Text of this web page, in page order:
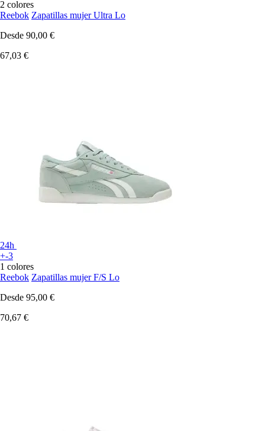
2 colores
Reebok Zapatillas mujer Ultra Lo
Desde 90,00 €
67,03 €
24h
+-3
1 colores
Reebok Zapatillas mujer F/S Lo
Desde 95,00 €
70,67 €